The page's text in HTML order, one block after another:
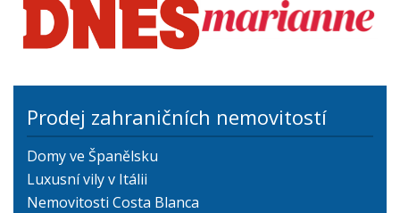
Prodej zahraničních nemovitostí
Domy ve Španělsku
Luxusní vily v Itálii
Nemovitosti Costa Blanca